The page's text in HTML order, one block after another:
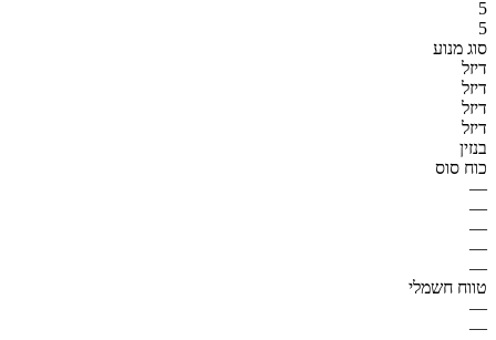
5
5
סוג מנוע
דיזל
דיזל
דיזל
דיזל
בנזין
כוח סוס
—
—
—
—
—
טווח חשמלי
—
—